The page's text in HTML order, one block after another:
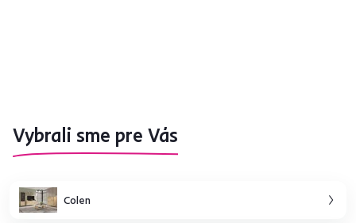
Vybrali sme pre Vás
Colen